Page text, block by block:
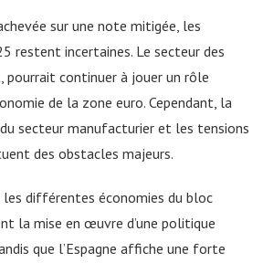
sur une note mitigée, les
restent incertaines. Le secteur des
pourrait continuer à jouer un rôle
de la zone euro. Cependant, la
secteur manufacturier et les tensions
des obstacles majeurs.
les différentes économies du bloc
la mise en œuvre d’une politique
que l’Espagne affiche une forte